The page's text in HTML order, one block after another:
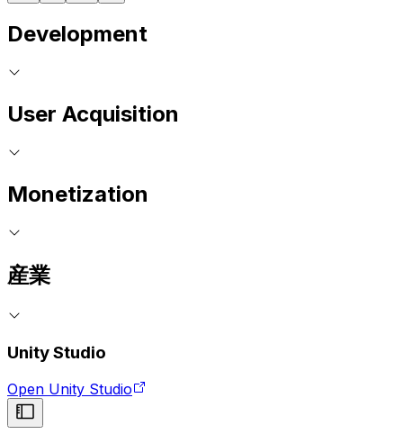
Development
User Acquisition
Monetization
産業
Unity Studio
Open Unity Studio